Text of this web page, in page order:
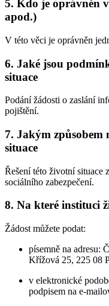
5. Kdo je oprávněn
apod.)
V této věci je oprávněn
6. Jaké jsou
situace
Podání žádosti o zaslání
pojištění.
7. Jakým způsobem
situace
Řešení této životní situace
sociálního zabezpečení.
8. Na které instituci
Žádost můžete podat:
písemně na adresu:
Křížová 25, 225 08
v elektronické
podpisem na e-